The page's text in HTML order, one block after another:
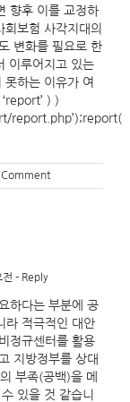
향후 이를 교정하
보험 사각지대의
변화를 필요로 한
이루어지고 있는
못하는 이유가 여
) )
report.php’);report(
Comment
- Reply
하다는 부분에 공
라 적극적인 대안
정규센터를 활용
지방정부를 상대
부족(공백)을 메
있을 것 같습니